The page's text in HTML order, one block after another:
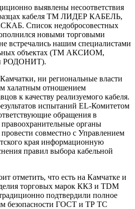
выявлены несоответствия
кабеля ТМ ЛИДЕР КАБЕЛЬ,
Список недобросовестных
новыми торговыми
встречались нашим специалистами
объектах (ТМ АКСИОМ,
РОДОНИТ).
ни региональные власти
халатным отношением
к качеству реализуемого кабеля.
испытаний EL-Комитетом
обращения в
органы
совместно с Управлением
края информационную
правил выбора кабельной
отметить, что есть на Камчатке и
торговых марок ККЗ и TDM
подтвердили полное
безопасности ГОСТ и ТР ТС